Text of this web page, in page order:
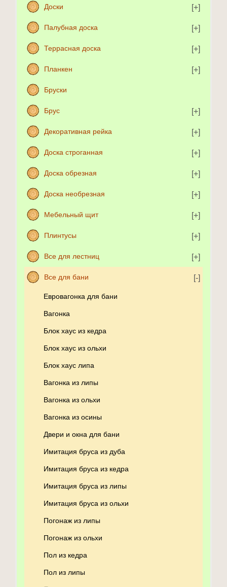
Доски
Палубная доска
Террасная доска
Планкен
Бруски
Брус
Декоративная рейка
Доска строганная
Доска обрезная
Доска необрезная
Мебельный щит
Плинтусы
Все для лестниц
Все для бани
Евровагонка для бани
Вагонка
Блок хаус из кедра
Блок хаус из ольхи
Блок хаус липа
Вагонка из липы
Вагонка из ольхи
Вагонка из осины
Двери и окна для бани
Имитация бруса из дуба
Имитация бруса из кедра
Имитация бруса из липы
Имитация бруса из ольхи
Погонаж из липы
Погонаж из ольхи
Пол из кедра
Пол из липы